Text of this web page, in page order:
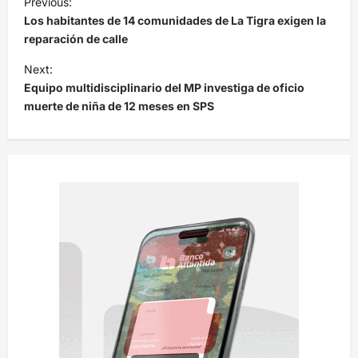
a
v
e
g
a
c
Los habitantes de 14 comunidades de La Tigra exigen la
reparación de calle
Next:
Equipo multidisciplinario del MP investiga de oficio
muerte de niña de 12 meses en SPS